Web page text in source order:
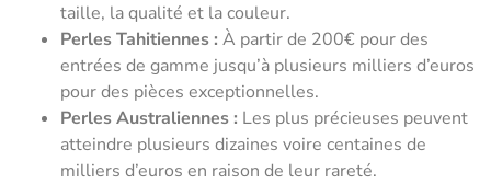
taille, la qualité et la couleur.
Perles Tahitiennes : À partir de 200€ pour des
entrées de gamme jusqu’à plusieurs milliers d’euros
pour des pièces exceptionnelles.
Perles Australiennes : Les plus précieuses peuvent
atteindre plusieurs dizaines voire centaines de
milliers d’euros en raison de leur rareté.